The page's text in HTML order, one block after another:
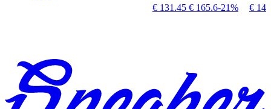
€ 131.45 € 165.6-21% € 149